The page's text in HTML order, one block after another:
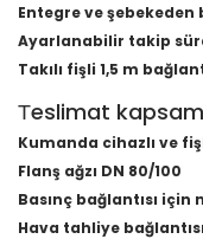
Entegre ve şebekeden
Ayarlanabilir takip
Takılı fişli 1,5 m
Тeslimat
Kumanda cihazlı ve
Flanş ağzı DN 80/100
Basınç bağlantısı için
Hava tahliye